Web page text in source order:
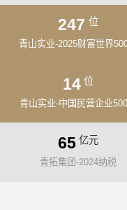
247 位
青山实业-2025财富世界
14 位
青山实业-中国民营企业
65 亿元
青拓集团-2024纳税